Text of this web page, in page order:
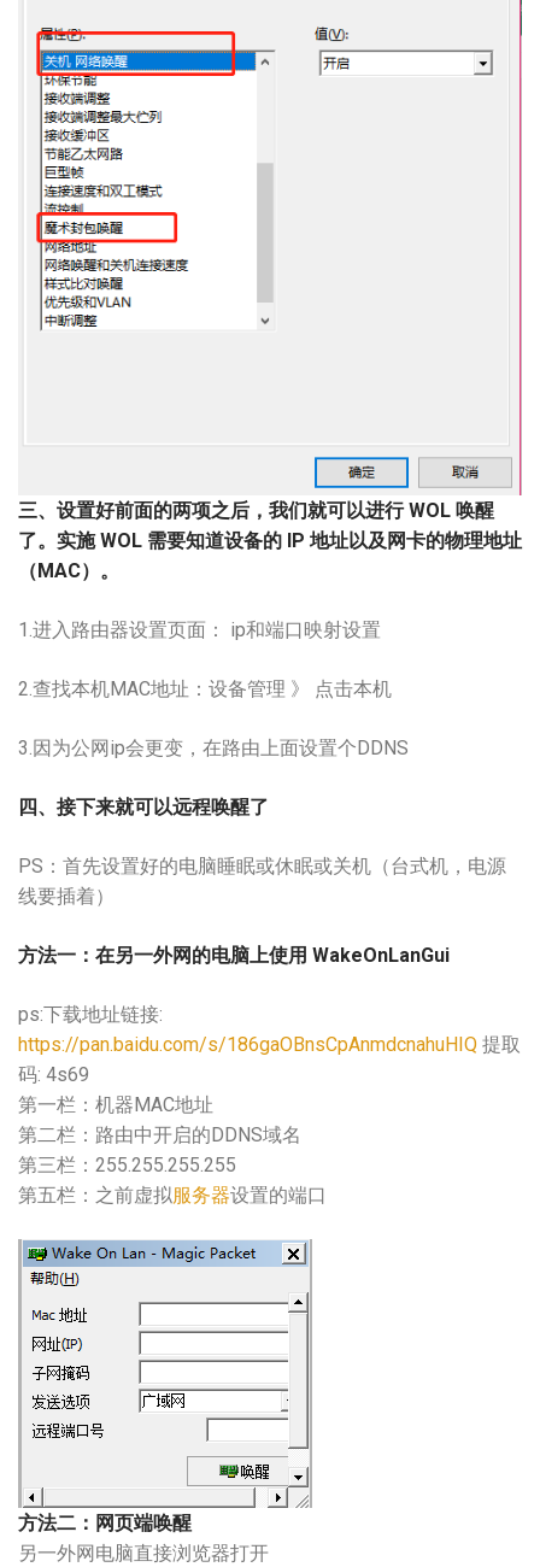
三、设置好前面的两项之后，我们就可以进行 WOL 唤醒
了。实施 WOL 需要知道设备的 IP 地址以及网卡的物理地址
（MAC）。
1.进入 路由器设置页面： ip和端口映射设置
2.查找本机MAC地址：设备管理 》 点击本机
3.因为公网ip会更变，在路由上面设置个DDNS
四、接下来就可以远程唤醒了
PS：首先设置好的电脑睡眠或休眠或关机（台式机，电源
线要插着）
方法一：在另一外网的电脑上使用 WakeOnLanGui
ps:下载地址链接:
https://pan.baidu.com/s/186gaOBnsCpAnmdcnahuHIQ 提取
码: 4s69
第一栏：机器MAC地址
第二栏：路由中开启的DDNS域名
第三栏：255.255.255.255
第五栏：之前虚拟服务器设置的端口
方法二：网页端唤醒
另一外网电脑直接浏览器打开